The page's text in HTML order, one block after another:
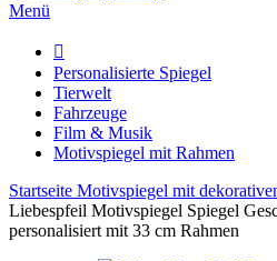
Menü
Personalisierte Spiegel
Tierwelt
Fahrzeuge
Film & Musik
Motivspiegel mit Rahmen
Startseite Motivspiegel mit
Liebespfeil Motivspiegel Spiegel
personalisiert mit 33 cm Rahmen